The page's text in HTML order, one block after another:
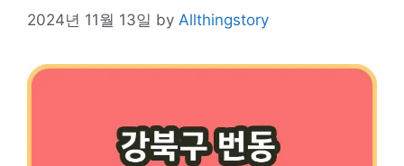
2024년 11월 13일 by Allthingstory